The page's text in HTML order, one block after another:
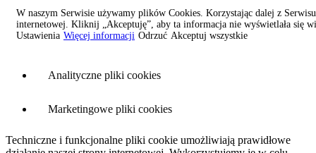
W naszym Serwisie używamy plików Cookies. Korzystając dalej z
internetowej. Kliknij „Akceptuję”, aby ta informacja nie wyświetlała się
Ustawienia Więcej informacji Odrzuć Akceptuj wszystkie
Menedżer plików Cookies
Niezbędne pliki cookies
Analityczne pliki cookies
Marketingowe pliki cookies
Techniczne i funkcjonalne pliki cookie umożliwiają prawidłowe